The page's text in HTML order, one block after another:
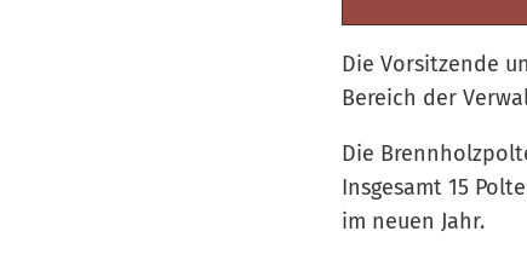
Die Vorsitzende
Bereich der
Die
Insgesamt 15
im neuen Jahr.